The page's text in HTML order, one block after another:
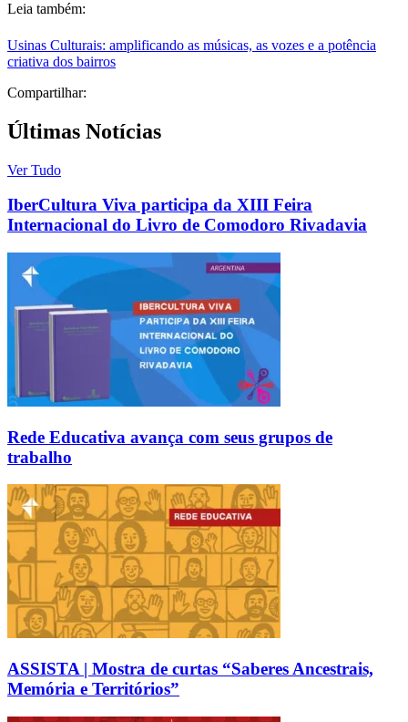
Leia também:
Usinas Culturais: amplificando as músicas, as vozes e a potência
criativa dos bairros
Compartilhar:
Últimas Notícias
Ver Tudo
IberCultura Viva participa da XIII Feira
Internacional do Livro de Comodoro Rivadavia
Rede Educativa avança com seus grupos de
trabalho
ASSISTA | Mostra de curtas “Saberes Ancestrais,
Memória e Territórios”